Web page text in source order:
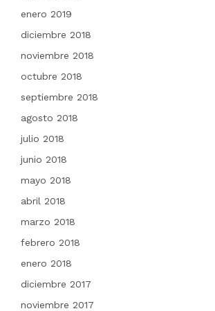
enero 2019
diciembre 2018
noviembre 2018
octubre 2018
septiembre 2018
agosto 2018
julio 2018
junio 2018
mayo 2018
abril 2018
marzo 2018
febrero 2018
enero 2018
diciembre 2017
noviembre 2017